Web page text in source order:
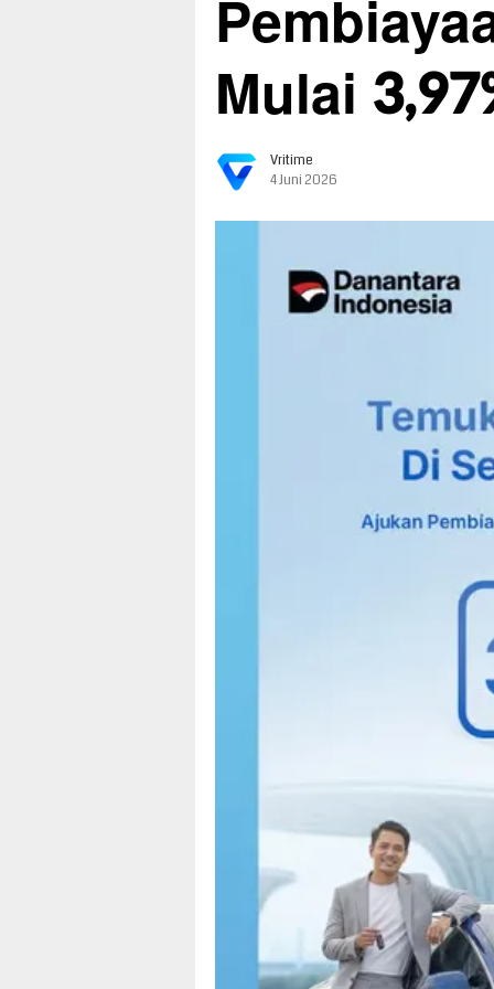
Mulai
Vritime
4 Juni 2026